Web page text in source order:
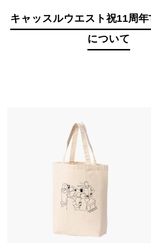
キャッスルウエスト祝11周
について